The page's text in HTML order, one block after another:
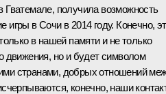
получила возможность
игры в Сочи в 2014 году. Конечно,
в нашей памяти и не только
движения, но и будет символом
странами, добрых отношений
конечно, наши